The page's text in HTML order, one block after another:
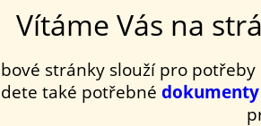
Vítáme Vás na
stránky slouží pro potřeby
také potřebné dokumenty